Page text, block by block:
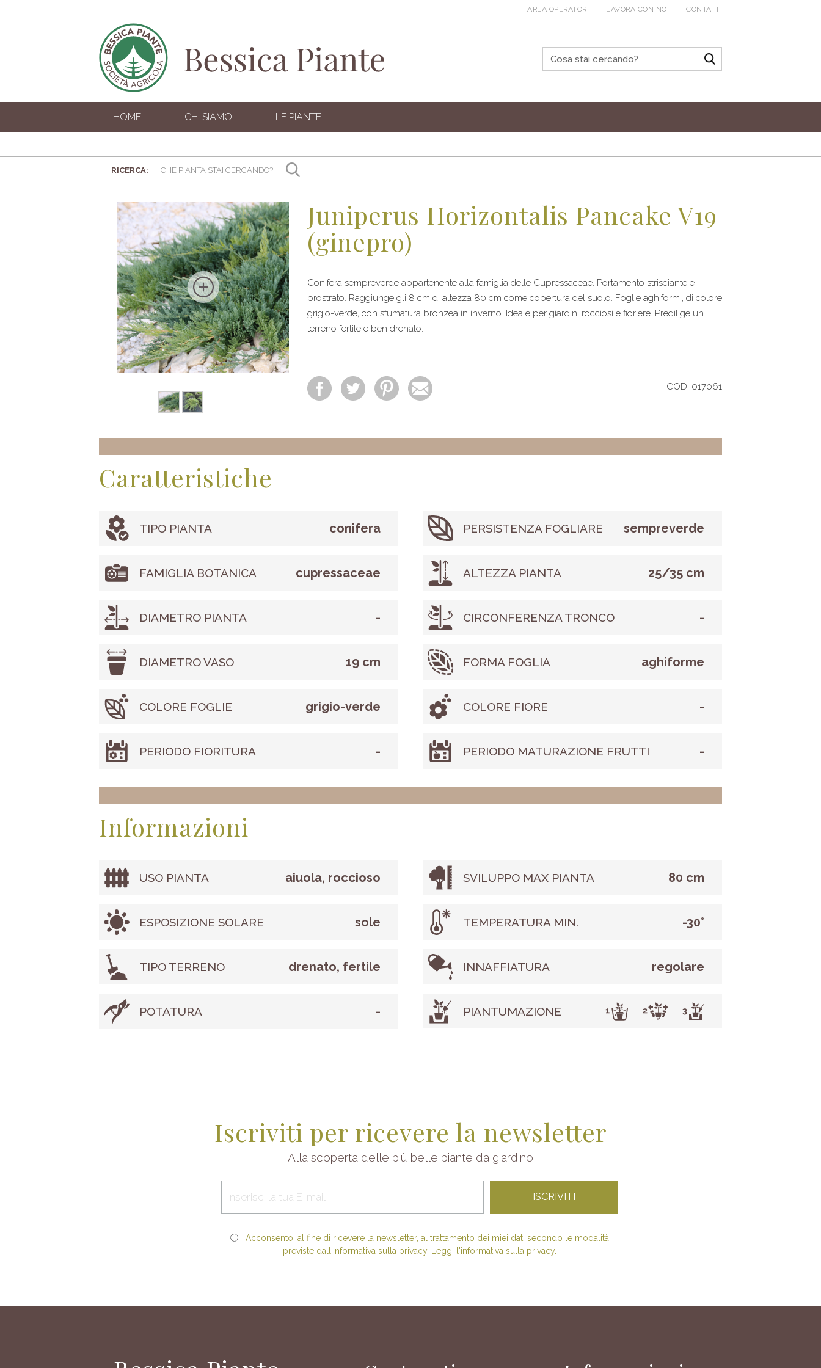
AREA OPERATORI LAVORA CON NOI CONTATTI
HOME CHI SIAMO LE PIANTE
RICERCA:
Juniperus Horizontalis Pancake V19
(ginepro)
Conifera sempreverde appartenente alla famiglia delle Cupressaceae. Portamento strisciante e
prostrato. Raggiunge gli 8 cm di altezza 80 cm come copertura del suolo. Foglie aghiformi, di colore
grigio-verde, con sfumatura bronzea in inverno. Ideale per giardini rocciosi e fioriere. Predilige un
terreno fertile e ben drenato.
COD. 017061
Caratteristiche
TIPO PIANTA conifera PERSISTENZA FOGLIARE sempreverde
FAMIGLIA BOTANICA cupressaceae ALTEZZA PIANTA 25/35 cm
DIAMETRO PIANTA - CIRCONFERENZA TRONCO -
DIAMETRO VASO 19 cm FORMA FOGLIA aghiforme
COLORE FOGLIE grigio-verde COLORE FIORE -
PERIODO FIORITURA - PERIODO MATURAZIONE FRUTTI -
Informazioni
USO PIANTA aiuola, roccioso SVILUPPO MAX PIANTA 80 cm
ESPOSIZIONE SOLARE sole TEMPERATURA MIN. -30°
TIPO TERRENO drenato, fertile INNAFFIATURA regolare
POTATURA - PIANTUMAZIONE
Iscriviti per ricevere la newsletter
Alla scoperta delle più belle piante da giardino
Acconsento, al fine di ricevere la newsletter, al trattamento dei miei dati secondo le modalità
previste dall'informativa sulla privacy. Leggi l'informativa sulla privacy.